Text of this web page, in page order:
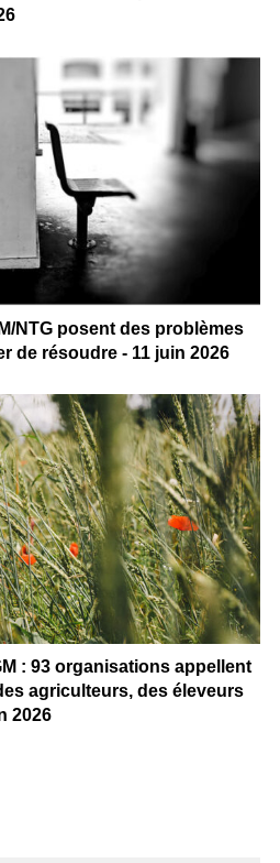
NTG posent des problèmes
de résoudre - 11 juin 2026
: 93 organisations appellent
agriculteurs, des éleveurs
2026